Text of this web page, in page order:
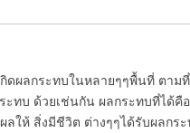
ดผลกระทบในหลายๆๆพื้นที่ ตา
ะทบ ด้วยเช่นกัน ผลกระทบที่ได้
ให้ สิ่งมีชีวิต ต่างๆๆได้รับผลกร